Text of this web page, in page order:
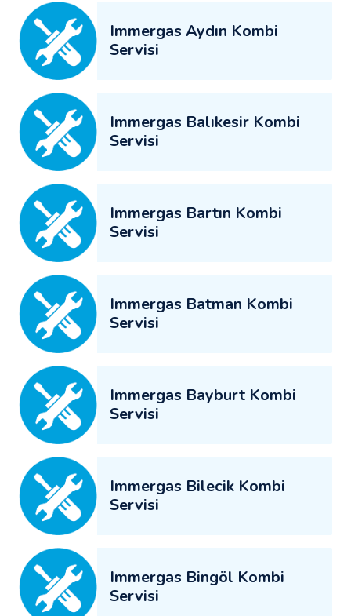
Immergas Aydın Kombi
Servisi
Immergas Balıkesir Kombi
Servisi
Immergas Bartın Kombi
Servisi
Immergas Batman Kombi
Servisi
Immergas Bayburt Kombi
Servisi
Immergas Bilecik Kombi
Servisi
Immergas Bingöl Kombi
Servisi